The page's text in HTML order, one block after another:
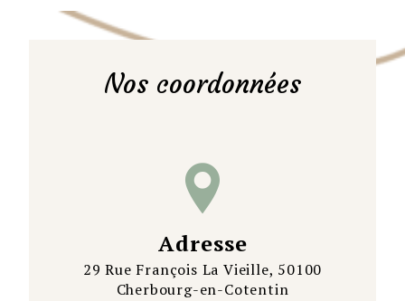
Nos coordonnées
Adresse
29 Rue François La Vieille, 50100
Cherbourg-en-Cotentin